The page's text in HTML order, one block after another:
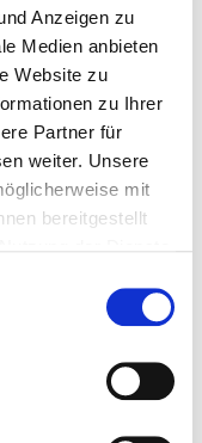
Anzeigen zu
Medien anbieten
Website zu
zu Ihrer
Partner für
weiter. Unsere
mit
bereitgestellt
Saunen. Wir
Genießt